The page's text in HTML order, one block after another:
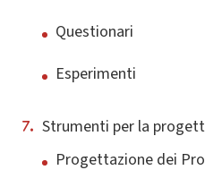
Questionari
Esperimenti
Strumenti per la
Progettazione dei